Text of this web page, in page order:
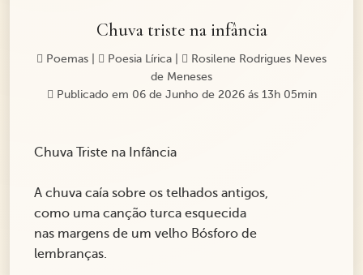
Chuva triste na infância
Poemas Poesia Lírica
Rosilene Rodrigues Neves
de Meneses
Publicado em 06 de Junho de 2026 ás 13h 05min
Chuva Triste na Infância
A chuva caía sobre os telhados antigos,
como uma canção turca esquecida
nas margens de um velho Bósforo de
lembranças.